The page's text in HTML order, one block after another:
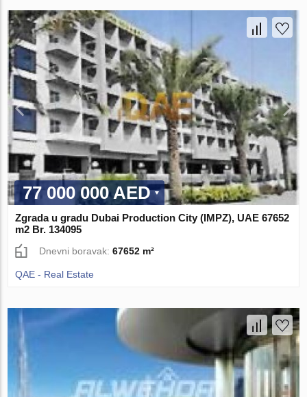
77 000 000 AED
Zgrada u gradu Dubai Production City (IMPZ), UAE 67652
m2 Br. 134095
Dnevni boravak:67652 m²
QAE - Real Estate